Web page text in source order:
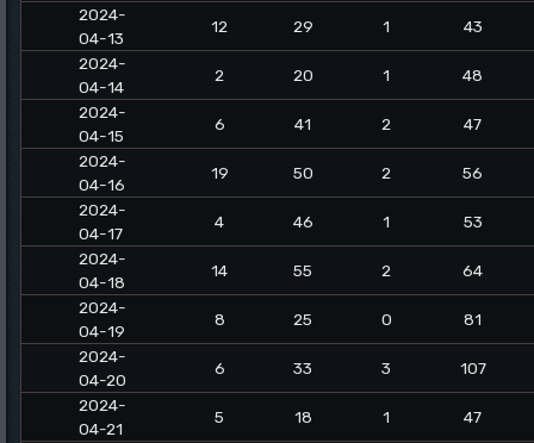
2024-
04-13
12 29 1
43
2024-
04-14
2 20 1
48
2024-
04-15
6 41 2
47
2024-
04-16
19 50 2
56
2024-
04-17
4 46 1
53
2024-
04-18
14 55 2
64
2024-
04-19
8 25 0
81
2024-
04-20
6 33 3
107
2024-
04-21
5 18 1
47